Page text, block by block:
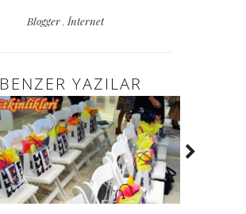
Blogger, İnternet
BENZER YAZILAR